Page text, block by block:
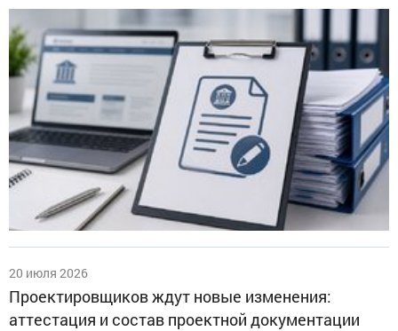
20 июля 2026
Проектировщиков ждут новые изменения:
аттестация и состав проектной документации